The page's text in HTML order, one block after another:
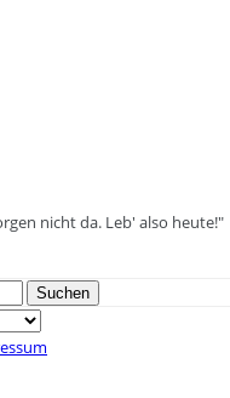
nicht da. Leb' also heute!"
Suchen